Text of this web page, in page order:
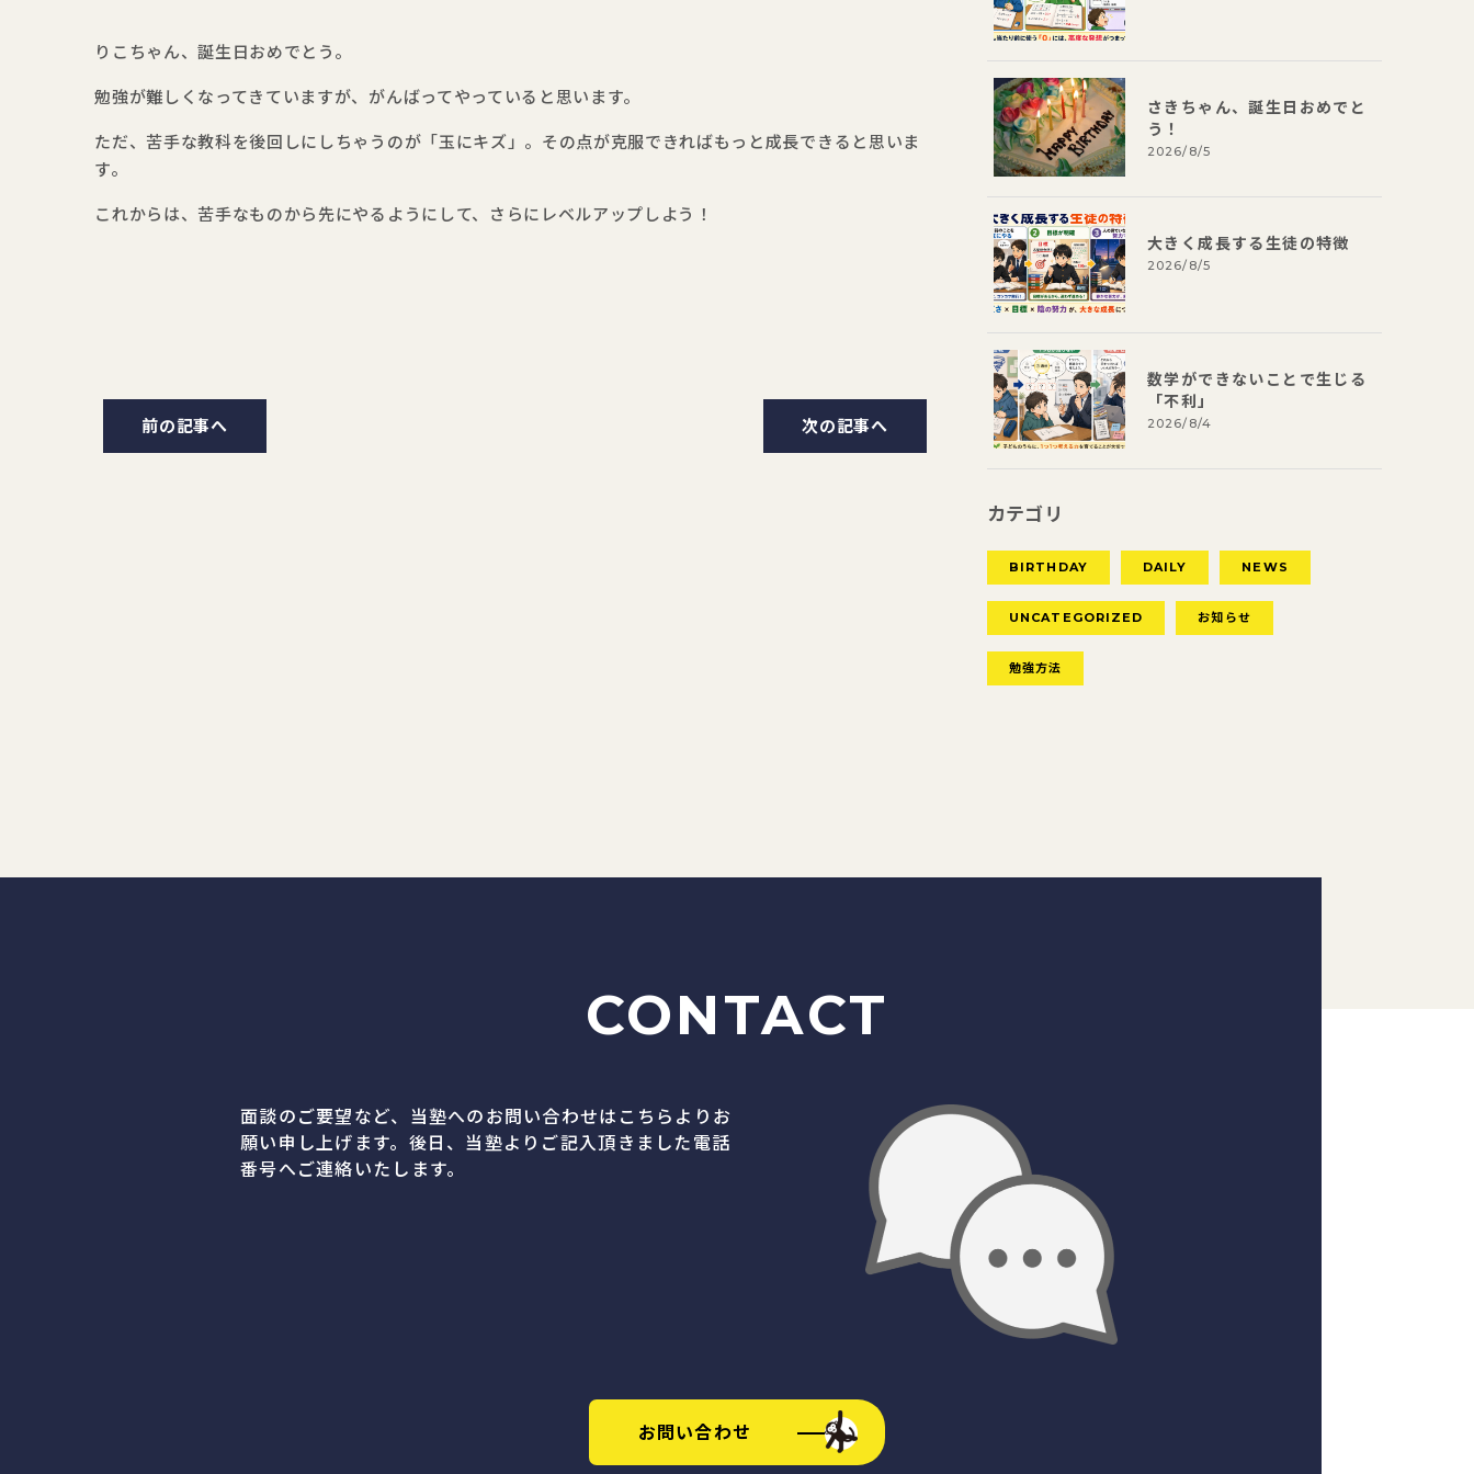
りこちゃん、誕生日おめでとう。
勉強が難しくなってきていますが、がんばってやっていると思います。
ただ、苦手な教科を後回しにしちゃうのが「玉にキズ」。その点が克服できればもっと成長できると思いま
す。
これからは、苦手なものから先にやるようにして、さらにレベルアップしよう！
前の記事へ 次の記事へ
さきちゃん、誕生日おめでと
う！
2026/8/5
大きく成長する生徒の特徴
2026/8/5
数学ができないことで生じる
「不利」
2026/8/4
カテゴリ
BIRTHDAY DAILY NEWS
UNCATEGORIZED お知らせ
勉強方法
CONTACT
面談のご要望など、当塾へのお問い合わせはこちらよりお
願い申し上げます。後日、当塾よりご記入頂きました電話
番号へご連絡いたします。
お問い合わせ